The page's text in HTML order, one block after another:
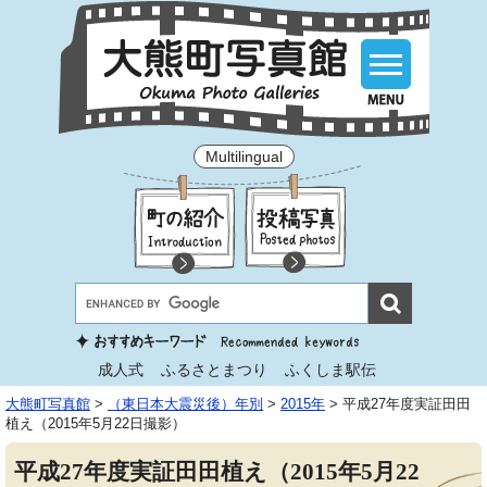
Multilingual
成人式 ふるさとまつり ふくしま駅伝
大熊町写真館 > （東日本大震災後）年別 > 2015年 > 平成27年度実証田田
植え（2015年5月22日撮影）
平成27年度実証田田植え（2015年5月22